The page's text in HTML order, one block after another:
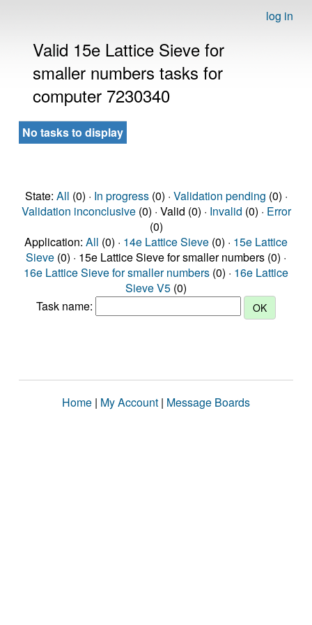
log in
Valid 15e Lattice Sieve for
smaller numbers tasks for
computer 7230340
No tasks to display
State: All (0) · In progress(0) · Validation pending (0) ·
Validation inconclusive(0) · Valid (0) · Invalid (0) · Error
(0)
Application: All (0) · 14e Lattice Sieve (0) · 15e Lattice
Sieve (0) · 15e Lattice Sieve for smaller numbers (0) ·
16e Lattice Sieve for smaller numbers (0) · 16e Lattice
Sieve V5 (0)
Task name:
Home | My Account | Message Boards